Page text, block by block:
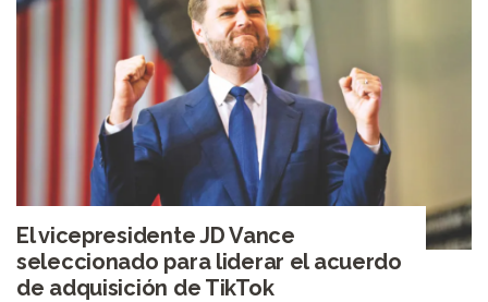
El vicepresidente JD Vance
seleccionado para liderar el acuerdo
de adquisición de TikTok